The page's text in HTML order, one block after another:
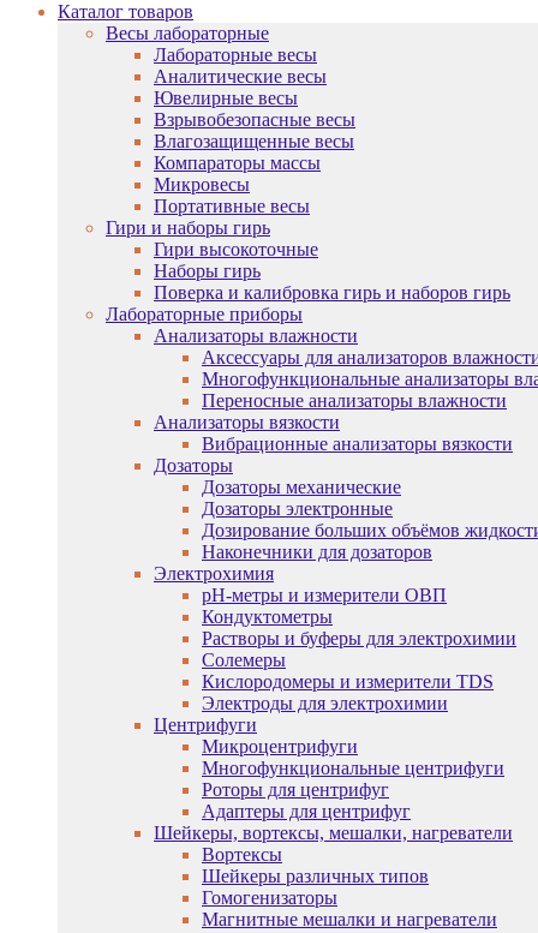
Каталог товаров
Весы лабораторные
Лабораторные весы
Аналитические весы
Ювелирные весы
Взрывобезопасные весы
Влагозащищенные весы
Компараторы массы
Микровесы
Портативные весы
Гири и наборы гирь
Гири высокоточные
Наборы гирь
Поверка и калибровка гирь и наборов гирь
Лабораторные приборы
Анализаторы влажности
Аксессуары для анализаторов
Многофункциональные анализаторы
Переносные анализаторы влажности
Анализаторы вязкости
Вибрационные анализаторы вязкости
Дозаторы
Дозаторы механические
Дозаторы электронные
Дозирование больших объёмов
Наконечники для дозаторов
Электрохимия
pH-метры и измерители ОВП
Кондуктометры
Растворы и буферы для электрохимии
Солемеры
Кислородомеры и измерители TDS
Электроды для электрохимии
Центрифуги
Микроцентрифуги
Многофункциональные центрифуги
Роторы для центрифуг
Адаптеры для центрифуг
Шейкеры, вортексы, мешалки, нагреватели
Вортексы
Шейкеры различных типов
Гомогенизаторы
Магнитные мешалки и нагреватели